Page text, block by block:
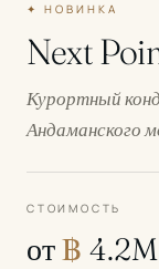
✦ НОВИНКА
Next
Курортный
Андаманского
СТОИМОСТЬ
от฿ 4.2M